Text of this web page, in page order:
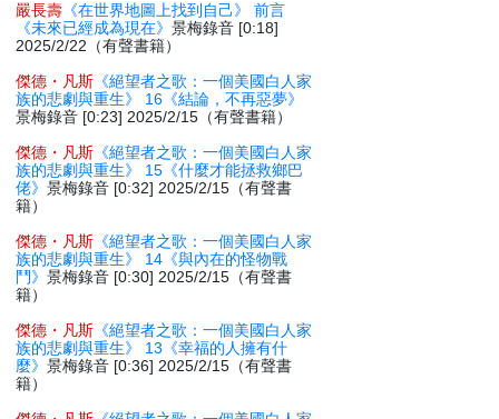
嚴長壽 《在世界地圖上找到自己》 前言
《未來已經成為現在》景梅錄音 [0:18]
2025/2/22（有聲書籍）
傑德・凡斯 《絕望者之歌：一個美國白人家
族的悲劇與重生》 16《結論，不再惡夢》
景梅錄音 [0:23] 2025/2/15（有聲書籍）
傑德・凡斯 《絕望者之歌：一個美國白人家
族的悲劇與重生》 15《什麼才能拯救鄉巴
佬》景梅錄音 [0:32] 2025/2/15（有聲書
籍）
傑德・凡斯 《絕望者之歌：一個美國白人家
族的悲劇與重生》 14《與內在的怪物戰
鬥》景梅錄音 [0:30] 2025/2/15（有聲書
籍）
傑德・凡斯 《絕望者之歌：一個美國白人家
族的悲劇與重生》 13《幸福的人擁有什
麼》景梅錄音 [0:36] 2025/2/15（有聲書
籍）